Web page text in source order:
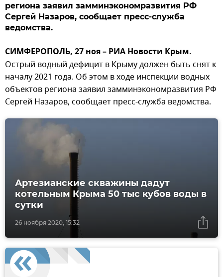
региона заявил замминэкономразвития РФ
Сергей Назаров, сообщает пресс-служба
ведомства.
СИМФЕРОПОЛЬ, 27 ноя – РИА Новости Крым.
Острый водный дефицит в Крыму должен быть снят к
началу 2021 года. Об этом в ходе инспекции водных
объектов региона заявил замминэкономразвития РФ
Сергей Назаров, сообщает пресс-служба ведомства.
26 ноября 2020, 15:32
Артезианские скважины дадут
котельным Крыма 50 тыс кубов воды в
сутки